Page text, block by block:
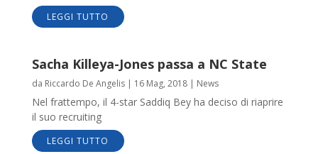
LEGGI TUTTO
Sacha Killeya-Jones passa a NC State
da Riccardo De Angelis| 16 Mag, 2018| News
Nel frattempo, il 4-star Saddiq Bey ha deciso di riaprire
il suo recruiting
LEGGI TUTTO